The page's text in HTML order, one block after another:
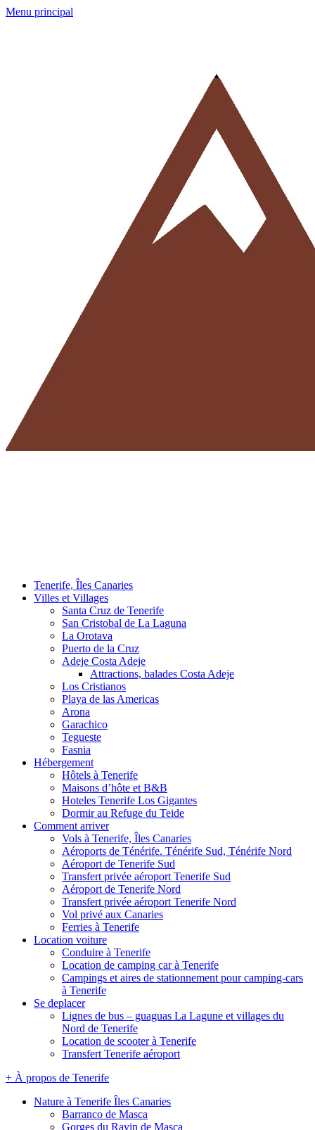
Menu principal
Tenerife, Îles Canaries
Villes et Villages
Santa Cruz de Tenerife
San Cristobal de La Laguna
La Orotava
Puerto de la Cruz
Adeje Costa Adeje
Attractions, balades Costa Adeje
Los Cristianos
Playa de las Americas
Arona
Garachico
Tegueste
Fasnia
Hébergement
Hôtels à Tenerife
Maisons d’hôte et B&B
Hoteles Tenerife Los Gigantes
Dormir au Refuge du Teide
Comment arriver
Vols à Tenerife, Îles Canaries
Aéroports de Ténérife. Ténérife Sud, Ténérife Nord
Aéroport de Tenerife Sud
Transfert privée aéroport Tenerife Sud
Aéroport de Tenerife Nord
Transfert privée aéroport Tenerife Nord
Vol privé aux Canaries
Ferries à Tenerife
Location voiture
Conduire à Tenerife
Location de camping car à Tenerife
Campings et aires de stationnement pour camping-cars
à Tenerife
Se deplacer
Lignes de bus – guaguas La Lagune et villages du
Nord de Tenerife
Location de scooter à Tenerife
Transfert Tenerife aéroport
+ À propos de Tenerife
Nature à Tenerife Îles Canaries
Barranco de Masca
Gorges du Ravin de Masca